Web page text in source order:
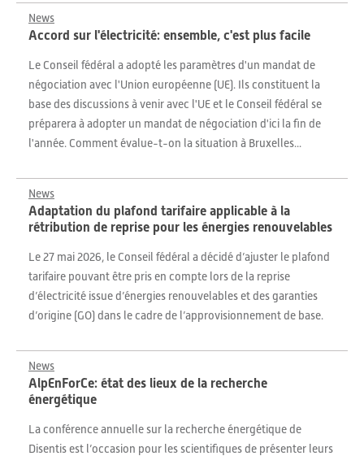
News
Accord sur l'électricité: ensemble, c'est plus facile
Le Conseil fédéral a adopté les paramètres d'un mandat de
négociation avec l'Union européenne (UE). Ils constituent la
base des discussions à venir avec l'UE et le Conseil fédéral se
préparera à adopter un mandat de négociation d'ici la fin de
l'année. Comment évalue-t-on la situation à Bruxelles...
News
Adaptation du plafond tarifaire applicable à la
rétribution de reprise pour les énergies renouvelables
Le 27 mai 2026, le Conseil fédéral a décidé d’ajuster le plafond
tarifaire pouvant être pris en compte lors de la reprise
d’électricité issue d’énergies renouvelables et des garanties
d’origine (GO) dans le cadre de l’approvisionnement de base.
News
AlpEnForCe: état des lieux de la recherche
énergétique
La conférence annuelle sur la recherche énergétique de
Disentis est l’occasion pour les scientifiques de présenter leurs